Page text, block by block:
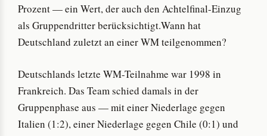
Prozent — ein Wert, der auch den Achtelfinal-Einzug
als Gruppendritter berücksichtigt.Wann hat
Deutschland zuletzt an einer WM teilgenommen?
Deutschlands letzte WM-Teilnahme war 1998 in
Frankreich. Das Team schied damals in der
Gruppenphase aus — mit einer Niederlage gegen
Italien (1:2), einer Niederlage gegen Chile (0:1) und